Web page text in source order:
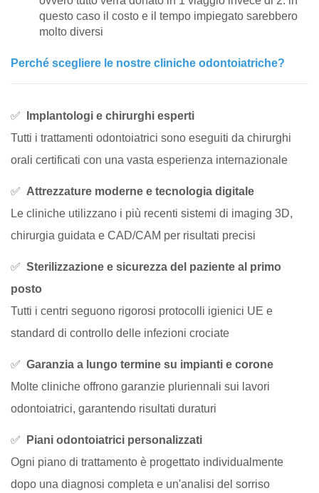
questo caso il costo e il tempo impiegato sarebbero
molto diversi
Perché scegliere le nostre cliniche odontoiatriche?
✅
Implantologi e chirurghi esperti
Tutti i trattamenti odontoiatrici sono eseguiti da chirurghi
orali certificati con una vasta esperienza internazionale
✅ Attrezzature moderne e tecnologia digitale
Le cliniche utilizzano i più recenti sistemi di imaging 3D,
chirurgia guidata e CAD/CAM per risultati precisi
✅ Sterilizzazione e sicurezza del paziente al primo
posto
Tutti i centri seguono rigorosi protocolli igienici UE e
standard di controllo delle infezioni crociate
✅ Garanzia a lungo termine su impianti e corone
Molte cliniche offrono garanzie pluriennali sui lavori
odontoiatrici, garantendo risultati duraturi
✅
Piani odontoiatrici personalizzati
Ogni piano di trattamento è progettato individualmente
dopo una diagnosi completa e un'analisi del sorriso